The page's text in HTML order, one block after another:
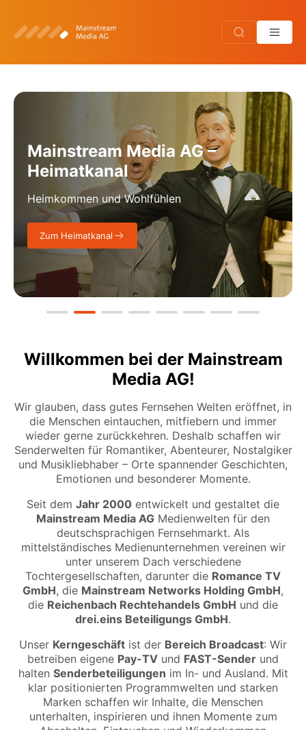
Mainstream Media AG –
Heimatkanal
Heimkommen und Wohlfühlen
Zum Heimatkanal
Willkommen bei der Mainstream
Media AG!
Wir glauben, dass gutes Fernsehen Welten eröffnet, in
die Menschen eintauchen, mitfiebern und immer
wieder gerne zurückkehren. Deshalb schaffen wir
Senderwelten für Romantiker, Abenteurer, Nostalgiker
und Musikliebhaber – Orte spannender Geschichten,
Emotionen und besonderer Momente.
Seit dem Jahr 2000 entwickelt und gestaltet die
Mainstream Media AG Medienwelten für den
deutschsprachigen Fernsehmarkt. Als
mittelständisches Medienunternehmen vereinen wir
unter unserem Dach verschiedene
Tochtergesellschaften, darunter die Romance TV
GmbH, die Mainstream Networks Holding GmbH,
die Reichenbach Rechtehandels GmbH und die
drei.eins Beteiligungs GmbH.
Unser Kerngeschäft ist der Bereich Broadcast: Wir
betreiben eigene Pay-TV und FAST-Sender und
halten Senderbeteiligungen im In- und Ausland. Mit
klar positionierten Programmwelten und starken
Marken schaffen wir Inhalte, die Menschen
unterhalten, inspirieren und ihnen Momente zum